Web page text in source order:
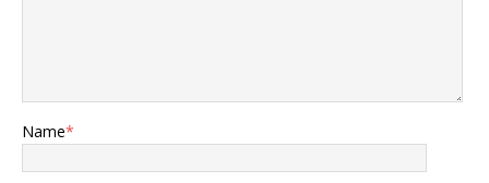
Name*